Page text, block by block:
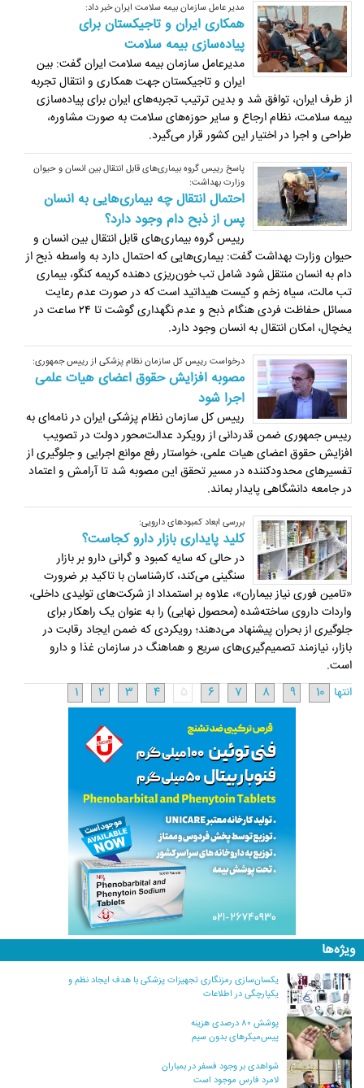
مدیر عامل سازمان بیمه سلامت ایران خبر داد:
همکاری ایران و تاجیکستان برای
پیاده‌سازی بیمه سلامت
مدیرعامل سازمان بیمه سلامت ایران گفت: بین
ایران و تاجیکستان جهت همکاری و انتقال تجربه
از طرف ایران، توافق شد و بدین ترتیب تجربه‌های ایران برای پیاده‌سازی
بیمه سلامت، نظام ارجاع و سایر حوزه‌های سلامت به صورت مشاوره،
طراحی و اجرا در اختیار این کشور قرار می‌گیرد.
پاسخ رییس گروه بیماری‌های قابل انتقال بین انسان و حیوان
وزارت بهداشت:
احتمال انتقال چه بیماری‌هایی به انسان
پس از ذبح دام وجود دارد؟
رییس گروه بیماری‌های قابل انتقال بین انسان و
حیوان وزارت بهداشت گفت: بیماری‌هایی که احتمال دارد به واسطه ذبح از
دام به انسان منتقل شود شامل تب خون‌ریزی دهنده کریمه کنگو، بیماری
تب مالت، سیاه زخم و کیست هیداتید است که در صورت عدم رعایت
مسائل حفاظت فردی هنگام ذبح و عدم نگهداری گوشت تا ۲۴ ساعت در
یخچال، امکان انتقال به انسان وجود دارد.
درخواست رییس کل سازمان نظام پزشکی از رییس جمهوری:
مصوبه افزایش حقوق اعضای هیات علمی
اجرا شود
رییس کل سازمان نظام پزشکی ایران در نامه‌ای به
رییس‌ جمهوری ضمن قدردانی از رویکرد عدالت‌محور دولت در تصویب
افزایش حقوق اعضای هیات علمی، خواستار رفع موانع اجرایی و جلوگیری از
تفسیرهای محدودکننده در مسیر تحقق این مصوبه شد تا آرامش و اعتماد
در جامعه دانشگاهی پایدار بماند.
بررسی ابعاد کمبودهای دارویی:
کلید پایداری بازار دارو کجاست؟
در حالی که سایه کمبود و گرانی دارو بر بازار
سنگینی می‌کند، کارشناسان با تاکید بر ضرورت
«تامین فوری نیاز بیماران»، علاوه بر استمداد از شرکت‌های تولیدی داخلی،
واردات داروی ساخته‌شده (محصول نهایی) را به عنوان یک راهکار برای
جلوگیری از بحران پیشنهاد می‌دهند؛ رویکردی که ضمن ایجاد رقابت در
بازار، نیازمند تصمیم‌گیری‌های سریع و هماهنگ در سازمان غذا و دارو
است.
انتها
1 2 3 4 5 6 7 8 9 10
ویژه‌ها
یکسان‌سازی رمزنگاری تجهیزات پزشکی با هدف ایجاد نظم و
یکپارچگی در اطلاعات
پوشش ۸۰ درصدی هزینه
پیس‌میکرهای بدون سیم
شواهدی بر وجود فسفر در بمباران
لامرد فارس موجود است